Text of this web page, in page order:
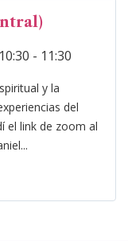
10:30 - 11:30
y la
del
el link de zoom al